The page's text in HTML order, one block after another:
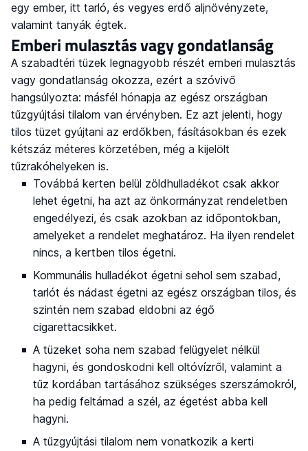
egy ember, itt tarló, és vegyes erdő aljnövényzete,
valamint tanyák égtek.
Emberi mulasztás vagy gondatlanság
A szabadtéri tüzek legnagyobb részét emberi mulasztás
vagy gondatlanság okozza, ezért a szóvivő
hangsúlyozta: másfél hónapja az egész országban
tűzgyújtási tilalom van érvényben. Ez azt jelenti, hogy
tilos tüzet gyújtani az erdőkben, fásításokban és ezek
kétszáz méteres körzetében, még a kijelölt
tűzrakóhelyeken is.
Továbbá kerten belül zöldhulladékot csak akkor
lehet égetni, ha azt az önkormányzat rendeletben
engedélyezi, és csak azokban az időpontokban,
amelyeket a rendelet meghatároz. Ha ilyen rendelet
nincs, a kertben tilos égetni.
Kommunális hulladékot égetni sehol sem szabad,
tarlót és nádast égetni az egész országban tilos, és
szintén nem szabad eldobni az égő
cigarettacsikket.
A tüzeket soha nem szabad felügyelet nélkül
hagyni, és gondoskodni kell oltóvízről, valamint a
tűz kordában tartásához szükséges szerszámokról,
ha pedig feltámad a szél, az égetést abba kell
hagyni.
A tűzgyújtási tilalom nem vonatkozik a kerti